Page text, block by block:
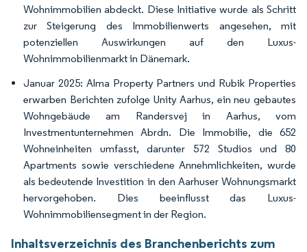
Wohnimmobilien abdeckt. Diese Initiative wurde als Schritt
zur Steigerung des Immobilienwerts angesehen, mit
potenziellen Auswirkungen auf den Luxus-
Wohnimmobilienmarkt in Dänemark.
Januar 2025: Alma Property Partners und Rubik Properties
erwarben Berichten zufolge Unity Aarhus, ein neu gebautes
Wohngebäude am Randersvej in Aarhus, vom
Investmentunternehmen Abrdn. Die Immobilie, die 652
Wohneinheiten umfasst, darunter 572 Studios und 80
Apartments sowie verschiedene Annehmlichkeiten, wurde
als bedeutende Investition in den Aarhuser Wohnungsmarkt
hervorgehoben. Dies beeinflusst das Luxus-
Wohnimmobiliensegment in der Region.
Inhaltsverzeichnis des Branchenberichts zum